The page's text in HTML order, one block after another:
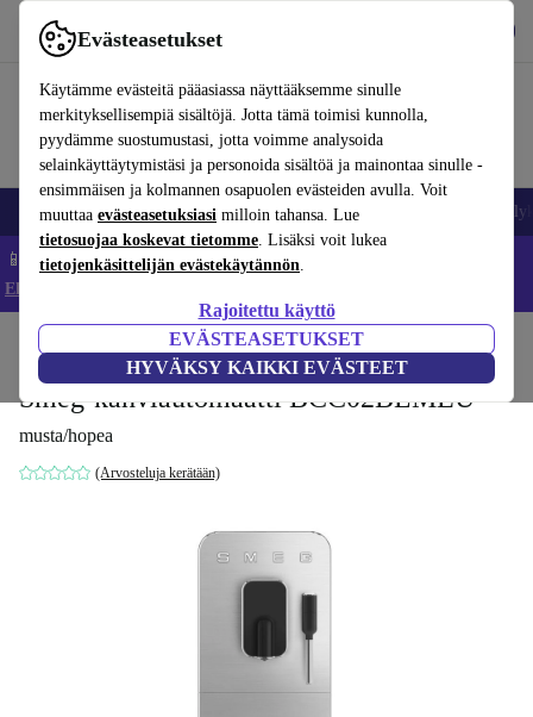
Evästeasetukset
Käytämme evästeitä pääasiassa näyttääksemme sinulle
merkityksellisempiä sisältöjä. Jotta tämä toimisi kunnolla,
pyydämme suostumustasi, jotta voimme analysoida
selainkäyttäytymistäsi ja personoida sisältöä ja mainontaa sinulle -
ensimmäisen ja kolmannen osapuolen evästeiden avulla. Voit
muuttaa evästeasetuksiasi milloin tahansa. Lue
tietosuojaa koskevat tietomme. Lisäksi voit lukea
tietojenkäsittelijän evästekäytännön.
Rajoitettu käyttö
EVÄSTEASETUKSET
HYVÄKSY KAIKKI EVÄSTEET
Käytä refurbed-palvelua nopeasti ja helposti
Matkapuhelimet ja älypuhelimet Kannettavat tietokoneet
📱 Säästä 5 % LISÄÄ iPhoneista – Koodi: IPHONEDEAL –
Ehdot ja säännöt
Juomat Kahvi
Smeg-kahviautomaatti BCC02BLMEU
musta/hopea
(Arvosteluja kerätään)